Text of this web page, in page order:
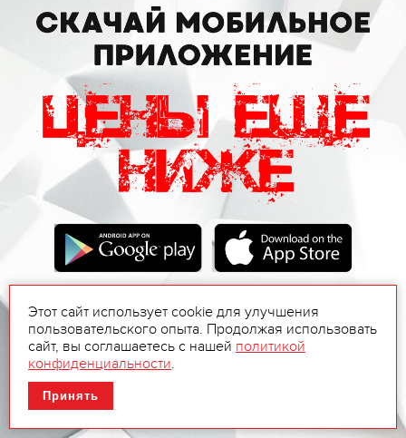
Этот сайт использует cookie для улучшения
пользовательского опыта. Продолжая использовать
сайт, вы соглашаетесь с нашей политикой
конфиденциальности.
Принять